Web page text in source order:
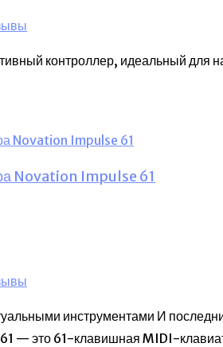
контроллер, идеальный для
Novation Impulse 61
инструментами И
— это 61-клавишная MIDI-